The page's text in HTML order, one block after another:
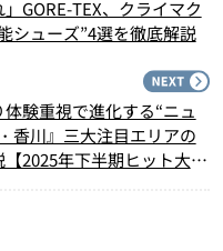
GORE-TEX、クライマク
シューズ”4選を徹底解説
験重視で進化する“ニュ
香川』三大注目エリアの
2025年下半期ヒット大予